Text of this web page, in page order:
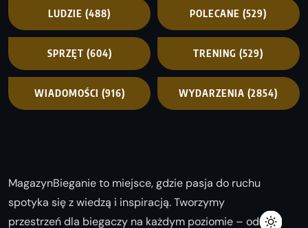
LUDZIE (488) POLECANE (529)
SPRZĘT (604) TRENING (529)
WIADOMOŚCI (916) WYDARZENIA (2854)
MagazynBieganie to miejsce, gdzie pasja do ruchu
spotyka się z wiedzą i inspiracją. Tworzymy
przestrzeń dla biegaczy na każdym poziomie – od